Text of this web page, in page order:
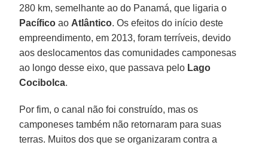
280 km, semelhante ao do Panamá, que ligaria o
Pacífico ao Atlântico. Os efeitos do início deste
empreendimento, em 2013, foram terríveis, devido
aos deslocamentos das comunidades camponesas
ao longo desse eixo, que passava pelo Lago
Cocibolca.
Por fim, o canal não foi construído, mas os
camponeses também não retornaram para suas
terras. Muitos dos que se organizaram contra a